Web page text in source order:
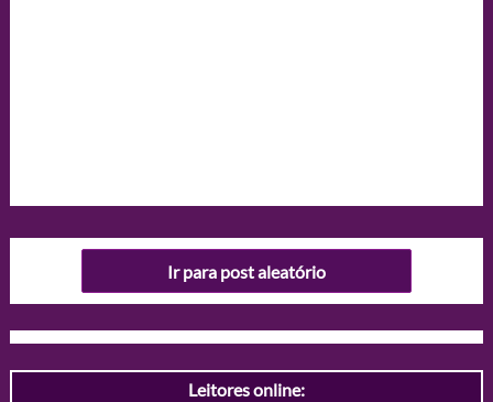
Ir para post aleatório
Leitores online: